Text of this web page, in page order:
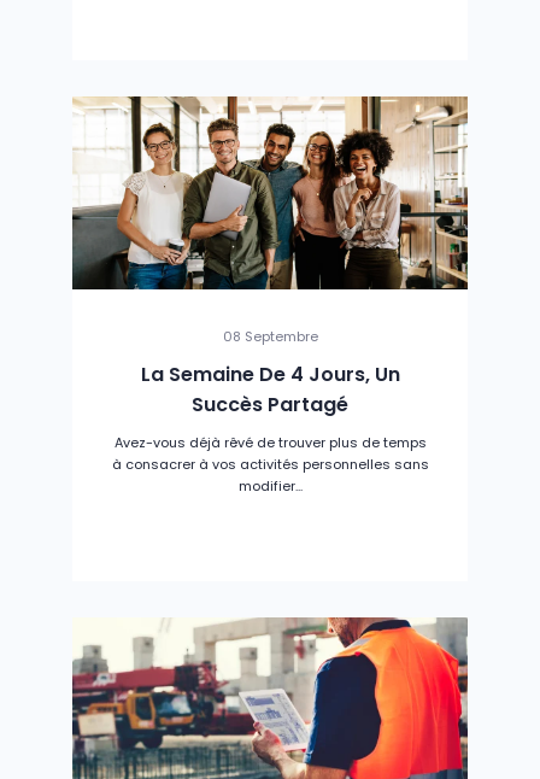
08 Septembre
La Semaine De 4 Jours, Un
Succès Partagé
Avez-vous déjà rêvé de trouver plus de temps
à consacrer à vos activités personnelles sans
modifier...